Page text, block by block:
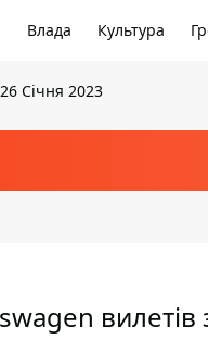
Влада Культура
Січня 2023
вилетів